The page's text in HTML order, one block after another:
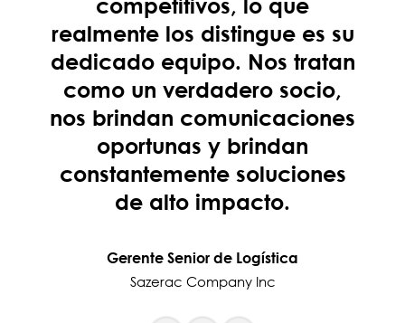
realmente los distingue es su
dedicado equipo. Nos tratan
como un verdadero socio,
nos brindan comunicaciones
oportunas y brindan
constantemente soluciones
de alto impacto.
Gerente Senior de Logística
Sazerac Company Inc